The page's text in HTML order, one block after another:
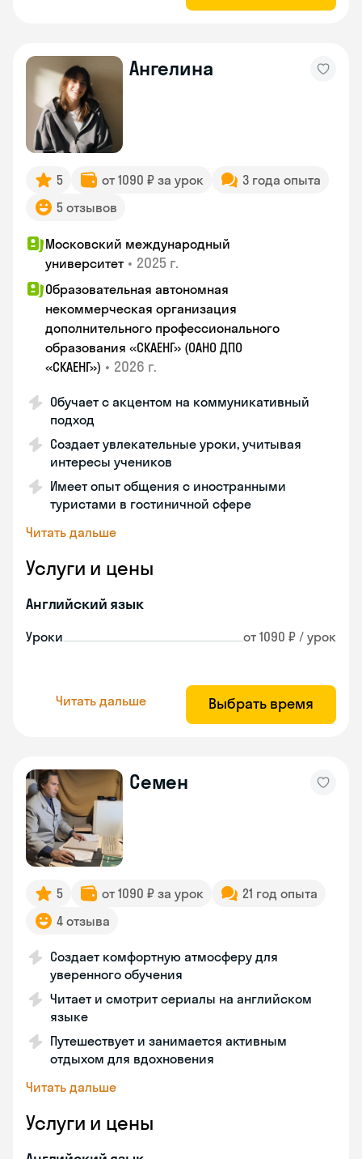
Ангелина
5 от 1090 ₽ за урок
3 года опыта
5 отзывов
Московский международный
университет • 2025 г.
Образовательная автономная
некоммерческая организация
дополнительного профессионального
образования «СКАЕНГ» (ОАНО ДПО
«СКАЕНГ») • 2026 г.
Обучает с акцентом на коммуникативный
подход
Создает увлекательные уроки, учитывая
интересы учеников
Имеет опыт общения с иностранными
туристами в гостиничной сфере
Читать дальше
Услуги и цены
Английский язык
Уроки от 1090 ₽ / урок
Читать дальше Выбрать время
Семен
5 от 1090 ₽ за урок
21 год опыта
4 отзыва
Создает комфортную атмосферу для
уверенного обучения
Читает и смотрит сериалы на английском
языке
Путешествует и занимается активным
отдыхом для вдохновения
Читать дальше
Услуги и цены